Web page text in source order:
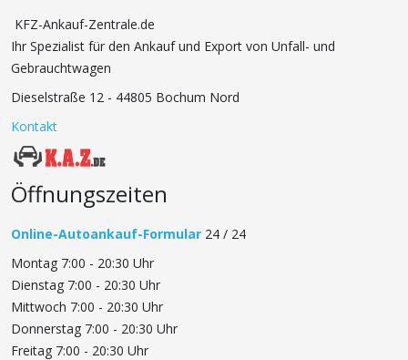
KFZ-Ankauf-Zentrale.de
Ihr Spezialist für den Ankauf und Export von Unfall- und
Gebrauchtwagen
Dieselstraße 12 - 44805 Bochum Nord
Kontakt
Öffnungszeiten
Online-Autoankauf-Formular 24 / 24
Montag 7:00 - 20:30 Uhr
Dienstag 7:00 - 20:30 Uhr
Mittwoch 7:00 - 20:30 Uhr
Donnerstag 7:00 - 20:30 Uhr
Freitag 7:00 - 20:30 Uhr